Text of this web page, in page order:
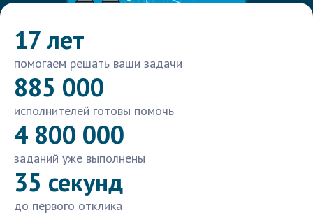
17 лет
помогаем решать ваши задачи
885 000
исполнителей готовы помочь
4 800 000
заданий уже выполнены
35 секунд
до первого отклика